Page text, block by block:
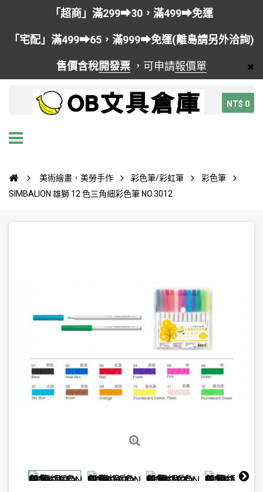
「超商」滿299➡30，滿499➡免運
「宅配」滿499➡65，滿999➡免運(離島請另外洽詢)
售價含稅開發票 ，可申請報價單
NT$ 0
美術繪畫．美勞手作 彩色筆/彩虹筆
彩色筆
SIMBALION 雄獅 12 色三角細彩色筆 NO.3012